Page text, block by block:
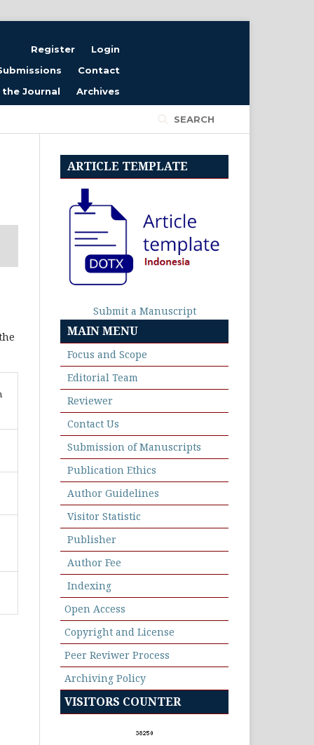
SEARCH
Register
Login
Contact
Journal
Archives
ARTICLE TEMPLATE
Submit a Manuscript
MAIN MENU
Focus and Scope
Editorial Team
Reviewer
Contact Us
Submission of Manuscripts
Publication Ethics
Author Guidelines
Visitor Statistic
Publisher
Author Fee
Indexing
Open Access
Copyright and License
Peer Reviwer Process
Archiving Policy
VISITORS COUNTER